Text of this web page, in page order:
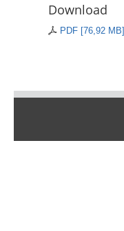
Download
PDF [76,92 MB]